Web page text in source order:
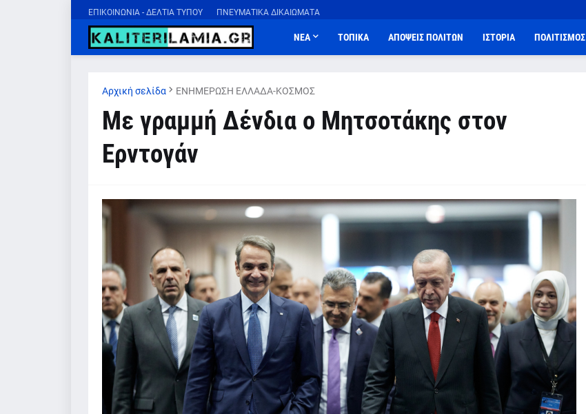
ΕΠΙΚΟΙΝΩΝΙΑ - ΔΕΛΤΙΑ ΤΥΠΟΥ ΠΝΕΥΜΑΤΙΚΑ ΔΙΚΑΙΩΜΑΤΑ
ΝΕΑ ΤΟΠΙΚΑ ΑΠΟΨΕΙΣ ΠΟΛΙΤΩΝ ΙΣΤΟΡΙΑ ΠΟΛΙΤΙΣΜΟΣ
Αρχική σελίδα ΕΝΗΜΕΡΩΣΗ ΕΛΛΑΔΑ-ΚΟΣΜΟΣ
Με γραμμή Δένδια ο Μητσοτάκης στον
Ερντογάν